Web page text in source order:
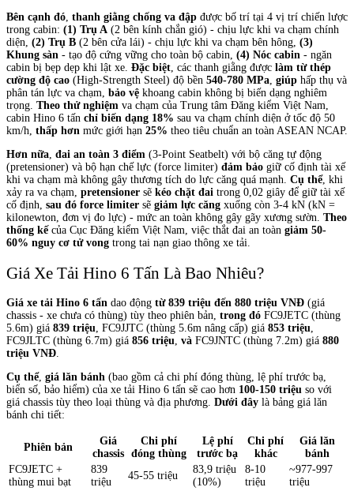
Bên cạnh đó, thanh giằng chống va đập được bố trí tại 4 vị trí chiến lược
trong cabin: (1) Trụ A (2 bên kính chắn gió) - chịu lực khi va chạm chính
diện, (2) Trụ B (2 bên cửa lái) - chịu lực khi va chạm bên hông, (3)
Khung sàn - tạo độ cứng vững cho toàn bộ cabin, (4) Nóc cabin - ngăn
cabin bị bẹp dẹp khi lật xe. Đặc biệt, các thanh giằng được làm từ thép
cường độ cao (High-Strength Steel) độ bền 540-780 MPa, giúp hấp thụ và
phân tán lực va chạm, bảo vệ khoang cabin không bị biến dạng nghiêm
trọng. Theo thử nghiệm va chạm của Trung tâm Đăng kiểm Việt Nam,
cabin Hino 6 tấn chỉ biến dạng 18% sau va chạm chính diện ở tốc độ 50
km/h, thấp hơn mức giới hạn 25% theo tiêu chuẩn an toàn ASEAN NCAP.
Hơn nữa, đai an toàn 3 điểm (3-Point Seatbelt) với bộ căng tự động
(pretensioner) và bộ hạn chế lực (force limiter) đảm bảo giữ cố định tài xế
khi va chạm mà không gây thương tích do lực căng quá mạnh. Cụ thể, khi
xảy ra va chạm, pretensioner sẽ kéo chặt đai trong 0,02 giây để giữ tài xế
cố định, sau đó force limiter sẽ giảm lực căng xuống còn 3-4 kN (kN =
kilonewton, đơn vị đo lực) - mức an toàn không gây gãy xương sườn. Theo
thống kế của Cục Đăng kiểm Việt Nam, việc thắt đai an toàn giảm 50-
60% nguy cơ tử vong trong tai nạn giao thông xe tải.
Giá Xe Tải Hino 6 Tấn Là Bao Nhiêu?
Giá xe tải Hino 6 tấn dao động từ 839 triệu đến 880 triệu VNĐ (giá
chassis - xe chưa có thùng) tùy theo phiên bản, trong đó FC9JETC (thùng
5.6m) giá 839 triệu, FC9JJTC (thùng 5.6m nâng cấp) giá 853 triệu,
FC9JLTC (thùng 6.7m) giá 856 triệu, và FC9JNTC (thùng 7.2m) giá 880
triệu VNĐ.
Cụ thể, giá lăn bánh (bao gồm cả chi phí đóng thùng, lệ phí trước bạ,
biển số, bảo hiểm) của xe tải Hino 6 tấn sẽ cao hơn 100-150 triệu so với
giá chassis tùy theo loại thùng và địa phương. Dưới đây là bảng giá lăn
bánh chi tiết:
Phiên bản
Giá
chassis
Chi phí
đóng thùng
Lệ phí
trước bạ
Chi phí
khác
Giá lăn
bánh
FC9JETC +
thùng mui bạt
839
triệu
45-55 triệu
83,9 triệu
(10%)
8-10
triệu
~977-997
triệu